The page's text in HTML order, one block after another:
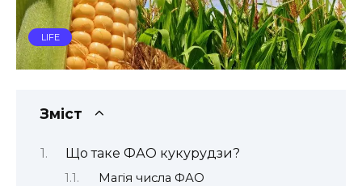
LIFE
Зміст
Що таке ФАО кукурудзи?
Магія числа ФАО